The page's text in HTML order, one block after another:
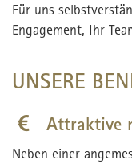
Für uns
Engagement, Ihr
UNSERE
Attraktive
Neben einer